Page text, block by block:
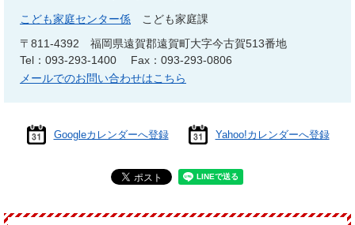
こども家庭センター係
こども家庭課
〒811-4392
福岡県遠賀郡遠賀町大字今古賀513番地
Tel：093-293-1400
Fax：093-293-0806
メールでのお問い合わせはこちら
Googleカレンダーへ登録 Yahoo!カレンダーへ登録